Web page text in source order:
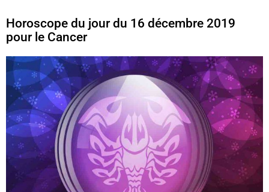
Horoscope du jour du 16 décembre 2019
pour le Cancer